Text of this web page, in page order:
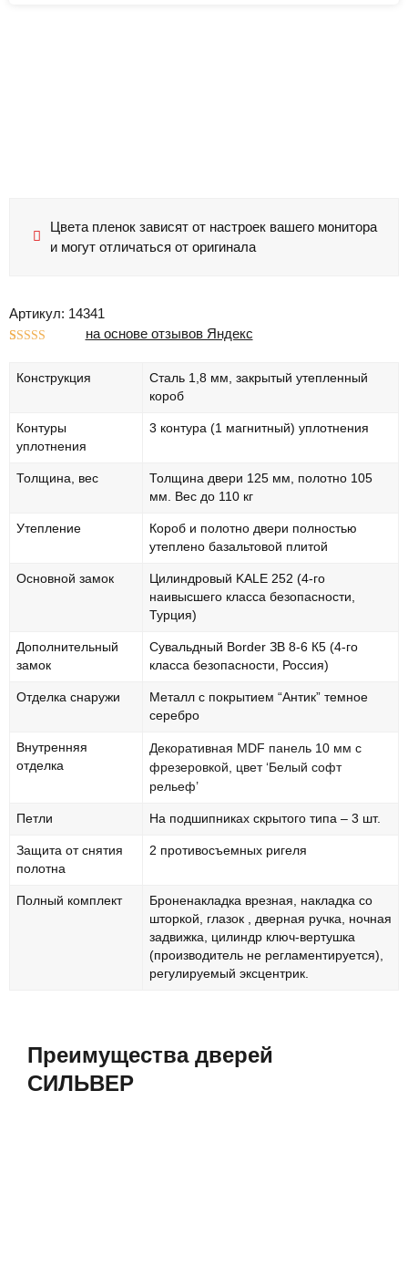
Артикул: 14341
основе
на основе отзывов Яндекс
Конструкция
Сталь 1,8 мм, закрытый утепленный
короб
Контуры
уплотнения
3 контура (1 магнитный) уплотнения
Толщина, вес
Толщина двери 125 мм, полотно 105
мм. Вес до 110 кг
Утепление
Короб и полотно двери полностью
утеплено базальтовой плитой
Основной замок
Цилиндровый KALE 252 (4-го
наивысшего класса безопасности,
Турция)
Дополнительный
замок
Сувальдный Border ЗВ 8-6 К5 (4-го
класса безопасности, Россия)
Отделка снаружи
Металл с покрытием “Антик” темное
серебро
Внутренняя
отделка
Декоративная MDF панель 10 мм с
фрезеровкой, цвет ‘Белый софт
рельеф’
Петли На подшипниках скрытого типа – 3 шт.
Защита от снятия
полотна
2 противосъемных ригеля
Полный комплект
Броненакладка врезная, накладка со
шторкой, глазок , дверная ручка, ночная
задвижка, цилиндр ключ-вертушка
(производитель не регламентируется),
регулируемый эксцентрик.
Цвета пленок зависят от настроек вашего монитора
и могут отличаться от оригинала
Преимущества дверей
СИЛЬВЕР